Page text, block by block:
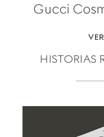
Gucci
HISTORIAS